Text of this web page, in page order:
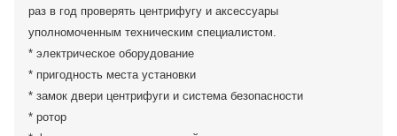
раз в год проверять центрифугу и аксессуары
уполномоченным техническим специалистом.
* электрическое оборудование
* пригодность места установки
* замок двери центрифуги и система безопасности
* ротор